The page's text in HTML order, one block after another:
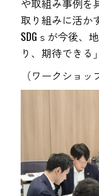
や取組み事例を
取り組みに活か
SDGｓが今後、
り、期待できる
（ワークショッ